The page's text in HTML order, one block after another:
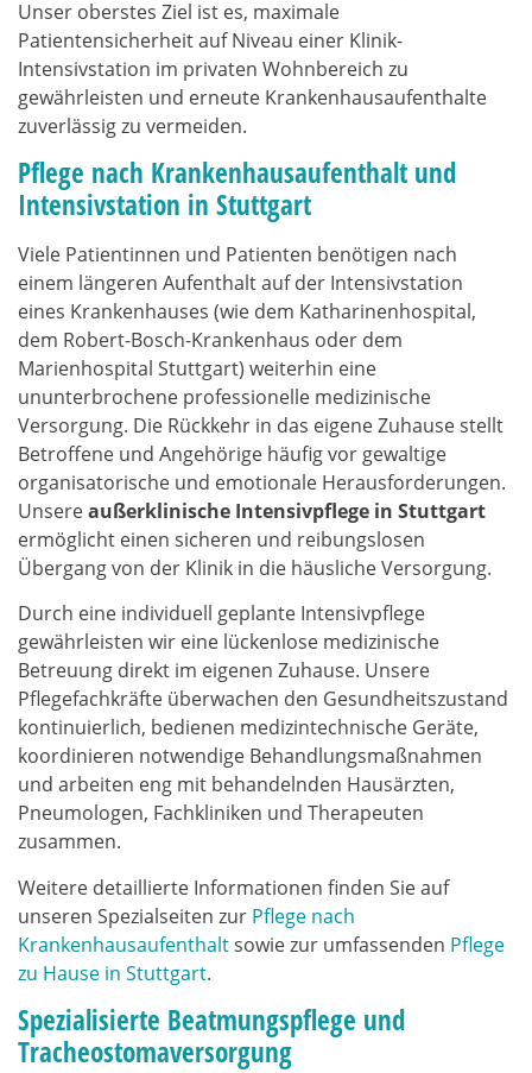
Unser oberstes Ziel ist es, maximale
Patientensicherheit auf Niveau einer Klinik-
Intensivstation im privaten Wohnbereich zu
gewährleisten und erneute Krankenhausaufenthalte
zuverlässig zu vermeiden.
Pflege nach Krankenhausaufenthalt und
Intensivstation in Stuttgart
Viele Patientinnen und Patienten benötigen nach
einem längeren Aufenthalt auf der Intensivstation
eines Krankenhauses (wie dem Katharinenhospital,
dem Robert-Bosch-Krankenhaus oder dem
Marienhospital Stuttgart) weiterhin eine
ununterbrochene professionelle medizinische
Versorgung. Die Rückkehr in das eigene Zuhause stellt
Betroffene und Angehörige häufig vor gewaltige
organisatorische und emotionale Herausforderungen.
Unsereaußerklinische Intensivpflege in Stuttgart
ermöglicht einen sicheren und reibungslosen
Übergang von der Klinik in die häusliche Versorgung.
Durch eine individuell geplante Intensivpflege
gewährleisten wir eine lückenlose medizinische
Betreuung direkt im eigenen Zuhause. Unsere
Pflegefachkräfte überwachen den Gesundheitszustand
kontinuierlich, bedienen medizintechnische Geräte,
koordinieren notwendige Behandlungsmaßnahmen
und arbeiten eng mit behandelnden Hausärzten,
Pneumologen, Fachkliniken und Therapeuten
zusammen.
Weitere detaillierte Informationen finden Sie auf
unseren Spezialseiten zur Pflege nach
Krankenhausaufenthaltsowie zur umfassenden Pflege
zu Hause in Stuttgart.
Spezialisierte Beatmungspflege und
Tracheostomaversorgung